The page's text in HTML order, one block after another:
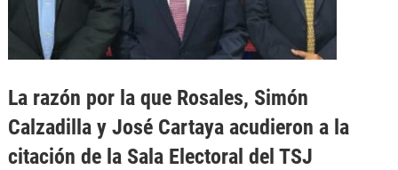
La razón por la que Rosales, Simón
Calzadilla y José Cartaya acudieron a la
citación de la Sala Electoral del TSJ